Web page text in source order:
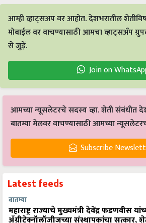
आम्ही व्हाट्सअप वर आहोत. देशभरातील
मोबाईल वर वाचण्यासाठी आमचा व्हाट्सअँप
से जुड़ें.
Join on
आमच्या न्यूसलेटरचे सदस्य व्हा. शेती संबंधीत
बातम्या मेलवर वाचण्यासाठी आमच्या
Subscribe
Latest feeds
बातम्या
महाराष्ट्र राज्याचे मुख्यमंत्री देवेंद्र फडणवीस
ॲग्रीटेक्नॉलॉजीजच्या संस्थापकांचा सत्कार,